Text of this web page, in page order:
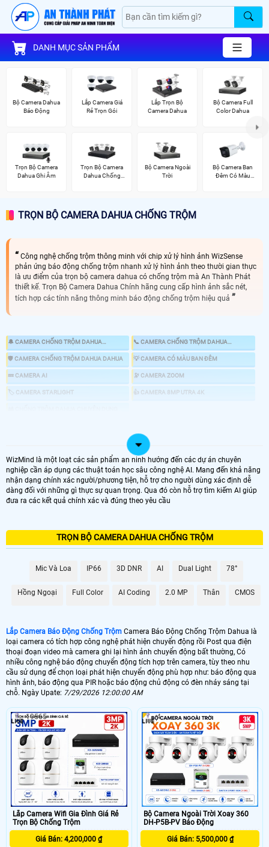
DANH MỤC SẢN PHẨM
Bộ Camera Dahua
Báo Động
Lắp Camera Giá
Rẻ Trọn Gói
Lắp Trọn Bộ
Camera Dahua
Bộ Camera Full
Color Dahua
Trọn Bộ Camera
Dahua Ghi Âm
Trọn Bộ Camera
Dahua Chống
Bộ Camera Ngoài
Trời
Bộ Camera Ban
Đêm Có Màu
TRỌN BỘ CAMERA DAHUA CHỐNG TRỘM
Công nghệ chống trộm thông minh với chip xử lý hình ảnh WizSense
phản ứng báo động chống trộm nhanh xử lý hình ảnh theo thười gian thực
là ưu điểm của trọn bộ camera dahua có chống trộm mà An Thành Phát
thiết kế. Trọn Bộ Camera Dahua Chính hãng cung cấp hình ảnh sắc nét,
tích hợp các tính năng thông minh báo động chống trộm hiệu quả
🔔 CAMERA CHỐNG TRỘM DAHUA
KBVISION
📞 CAMERA CHỐNG TRỘM DAHUA
HIKVISION
🛡 CAMERA CHỐNG TRỘM DAHUA DAHUA 💡 CAMERA CÓ MÀU BAN ĐÊM
💤 CAMERA AI 🔭 CAMERA ZOOM
🏷 CAMERA STARLIGHT 👍 CAMERA 8MP UTRA 4K
📸 LẮP CAMERA CÓ BÁO ĐỘNG CHỐNG TRỘM
LOẠI CAMERA IP
GIÁ LẮP CAMERA
6.800.000 VNĐ Lắp Camera Chống Trộm Dahua PIR
8.800,000 VNĐ Camera Chống Trộm Dahua Chuyên Đêm
🔥 4 Camera Chống Trộm Dahua Giá Rẻ
5.000.000 VNĐ Lắp Bộ Camera Chống Trộm Dahua Giá Rẻ
🖥 Camera chống trộm Dahua hầu như loại camera nào cũng có khả năng
chống trộm Dahua , tuy nhiên với những loại camera chống trộm Dahua
không chuyên dụng thì có thể sẽ có những báo động giả khi không có
người, trên đây là những camera có báo động chống trộm Dahua với chức
năng thông mình có nhiều ưu điểm và có thể cấu hình để hạn chế tối đa
báo động giả.
🎁 Có thể nóilắp camera có báo động chống trộm
là giải pháp để nâng cao
chất lượng cuộc sống. tuy nhiên camera báo động chống trộm Dahua thì sẽ
không hoàn hảo bằng 1 bộ báo động chống trộm Dahua chuyên nghiệp, vì
camera báo động chống trộm Dahua sẽ có độ trể đáng kể khoảng 2- 3 phút
sau khi xẩy ra sự cố. chắc chắc camera nào cũng vậy thôi. vì ông nghệ báo
động chống trộm Dahua của camera hoặt động thong qua mạng internet do
đó có độ trể là do mạng chứ không phải do thiết bị camera chống trộm Dahua .
WizMind là một loạt các sản phẩm an ninh hướng đến các dự án chuyên
nghiệp cần áp dụng các thuật toán học sâu công nghệ AI. Mang đến khả năng
nhận dạng chính xác người/phương tiện, hỗ trợ cho người dùng xác định dễ
dàng đối với những gì thực sự quan trọng. Qua đó còn hỗ trợ tìm kiếm AI giúp
đưa ra các kết quả chính xác và đúng theo yêu cầu
TRỌN BỘ CAMERA DAHUA CHỐNG TRỘM
Mic Và Loa IP66 3D DNR AI Dual Light 78°
Hồng Ngoại Full Color AI Coding 2.0 MP Thân CMOS
Lắp Camera Báo Động Chống Trộm Camera Báo Động Chống Trộm Dahua là
loại camera có tích hợp công nghệ phát hiện chuyển động rồi Post qua điện
thoại đoạn video mà camera ghi lại hình ảnh chuyển động bất thường, Có
nhiều công nghệ báo động chuyển động tích hợp trên camera, tùy theo nhu
cầu sử dụng để chọn loại phát hiện chuyển động phù hợp như: báo động qua
hình ảnh, báo động qua PIR hoặc báo động chủ động có đèn nháy sáng tại
chỗ. Ngày Upate: 7/29/2026 12:00:00 AM
Lắp Camera Wifi Gia Đình Giá Rẻ
Trọn Bộ Chống Trộm
Giá Bán: 4,200,000 ₫
19565
Bộ Camera Ngoài Trời Xoay 360
DH-P5B-PV Báo Động
Giá Bán: 5,500,000 ₫
4